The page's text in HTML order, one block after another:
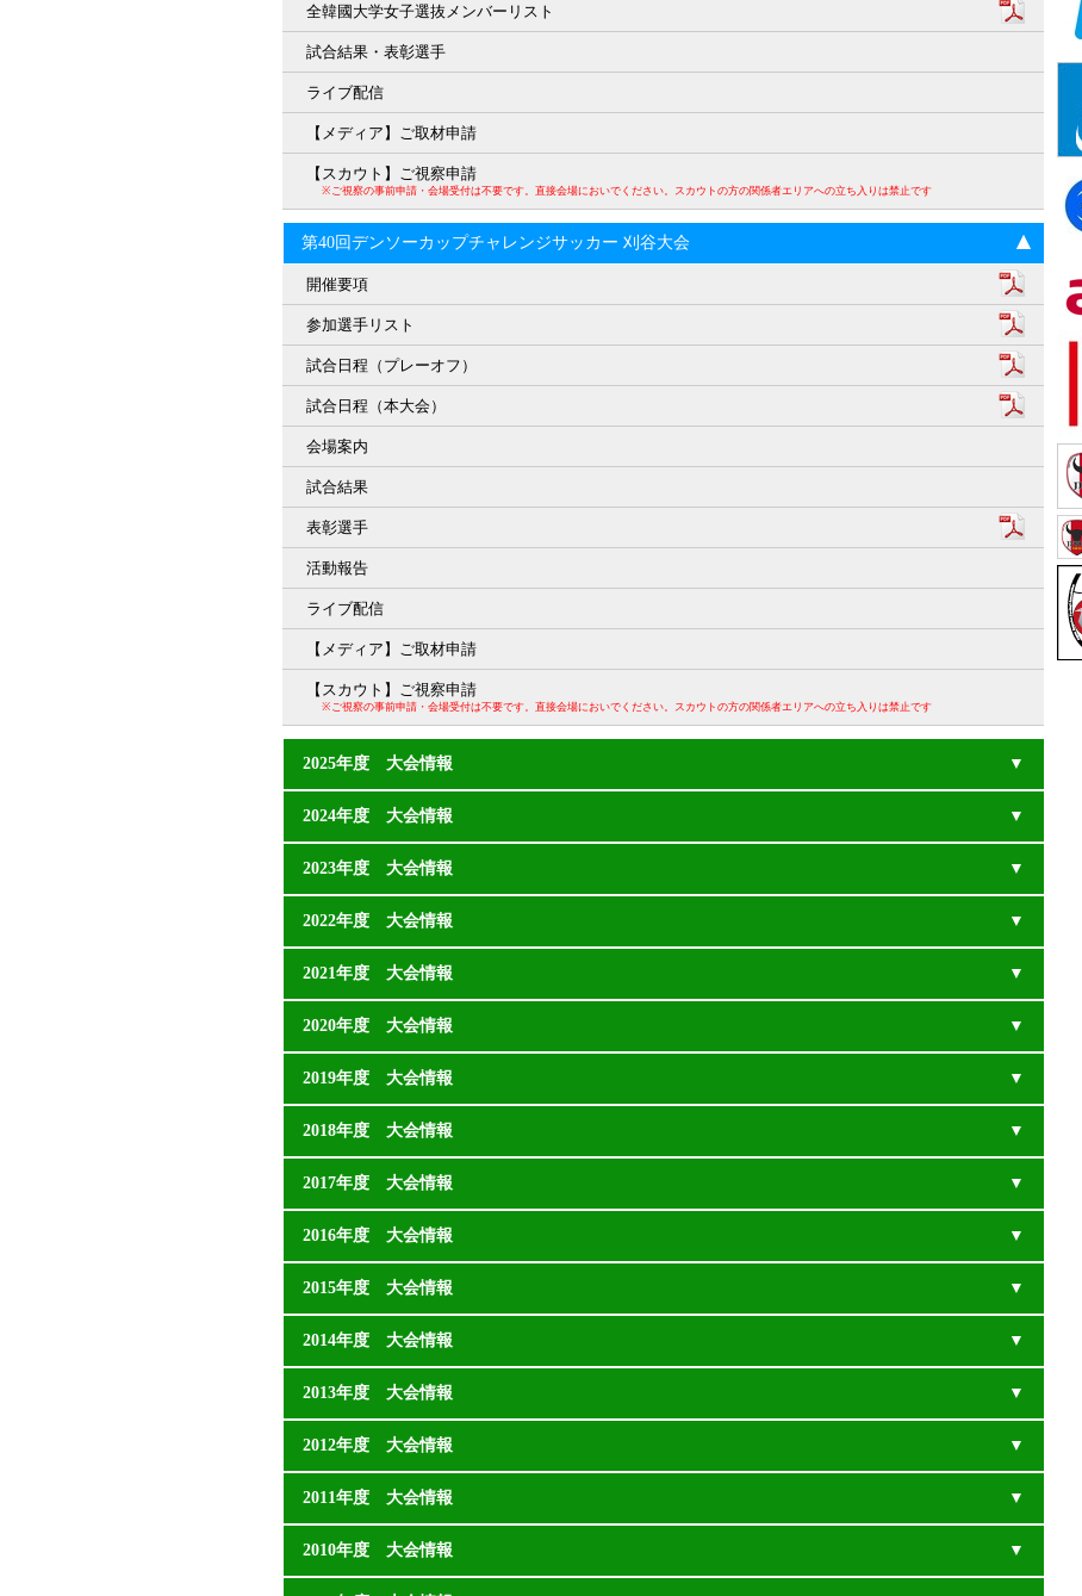
全韓國大学女子選抜メンバーリスト
試合結果・表彰選手
ライブ配信
【メディア】ご取材申請
【スカウト】ご視察申請
※ご視察の事前申請・会場受付は不要です。直接会場においでください。スカウトの方の関係者エリアへの立ち入りは禁止です
第40回デンソーカップチャレンジサッカー 刈谷大会
開催要項
参加選手リスト
試合日程（プレーオフ）
試合日程（本大会）
会場案内
試合結果
表彰選手
活動報告
ライブ配信
【メディア】ご取材申請
【スカウト】ご視察申請
※ご視察の事前申請・会場受付は不要です。直接会場においでください。スカウトの方の関係者エリアへの立ち入りは禁止です
2025年度 大会情報
2024年度 大会情報
2023年度 大会情報
2022年度 大会情報
2021年度 大会情報
2020年度 大会情報
2019年度 大会情報
2018年度 大会情報
2017年度 大会情報
2016年度 大会情報
2015年度 大会情報
2014年度 大会情報
2013年度 大会情報
2012年度 大会情報
2011年度 大会情報
2010年度 大会情報